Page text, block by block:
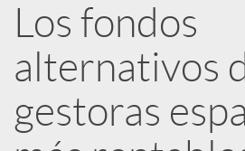
b
l
Los fondos
alternativos
gestoras